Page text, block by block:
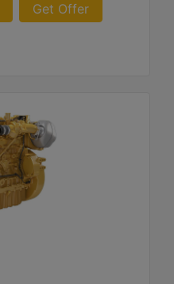
Get Offer